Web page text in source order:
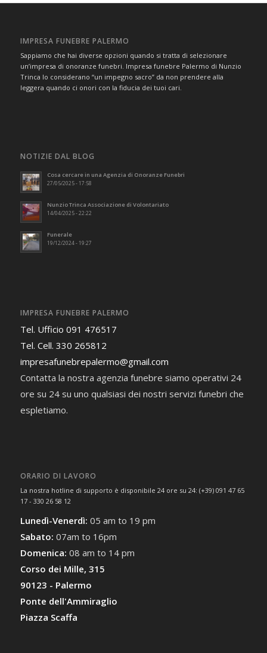
IMPRESA FUNEBRE PALERMO
Sappiamo che hai diverse opzioni quando si tratta di selezionare
un’impresa di onoranze funebri. Impresa funebre Palermo di Nunzio
Trinca lo considerano “un impegno sacro” da non prendere alla
leggera quando ci onori con la fiducia dei tuoi cari.
NOTIZIE DAL BLOG
Cosa cercare in una Agenzia di Onoranze Funebri
27/05/2025 - 17:58
Nunzio Trinca Associazione di Volontariato
14/04/2025 - 22:22
Funerale
19/12/2024 - 19:27
IMPRESA FUNEBRE PALERMO
Tel. Ufficio 091 476517
Tel. Cell. 330 265812
impresafunebrepalermo@gmail.com
Contatta la nostra agenzia funebre siamo operativi 24
ore su 24 su uno qualsiasi dei nostri servizi funebri che
espletiamo.
ORARIO DI LAVORO
La nostra hotline di supporto è disponibile 24 ore su 24: (+39) 091 47 65
17 - 330 26 58 12
Lunedì-Venerdì: 05 am to 19 pm
Sabato: 07am to 16pm
Domenica: 08 am to 14 pm
Corso dei Mille, 315
90123 - Palermo
Ponte dell'Ammiraglio
Piazza Scaffa